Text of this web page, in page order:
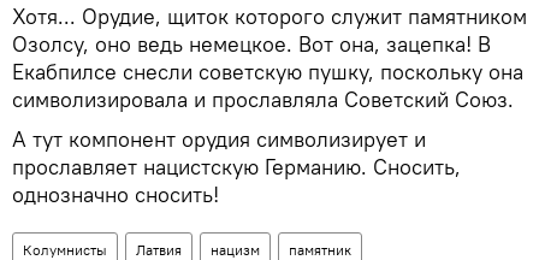
Хотя... Орудие, щиток которого служит памятником
Озолсу, оно ведь немецкое. Вот она, зацепка! В
Екабпилсе снесли советскую пушку, поскольку она
символизировала и прославляла Советский Союз.
А тут компонент орудия символизирует и
прославляет нацистскую Германию. Сносить,
однозначно сносить!
Колумнисты Латвия нацизм памятник